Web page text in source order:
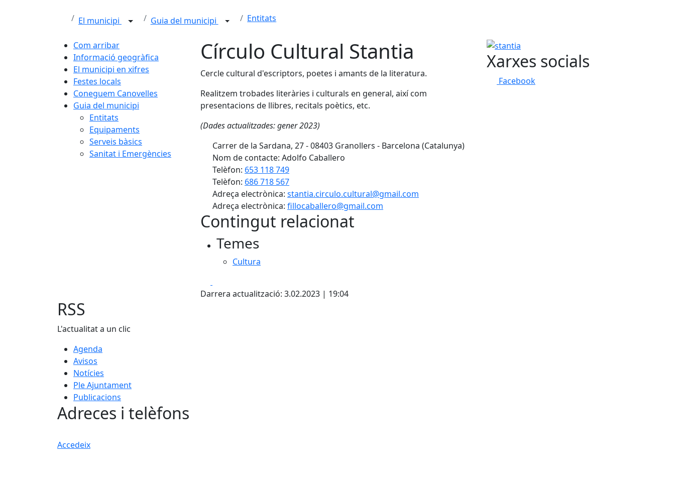
El municipi Guia del municipi Entitats
Com arribar
Informació geogràfica
El municipi en xifres
Festes locals
Coneguem Canovelles
Guia del municipi
Entitats
Equipaments
Serveis bàsics
Sanitat i Emergències
Círculo Cultural Stantia
Cercle cultural d'escriptors, poetes i amants de la literatura.
Realitzem trobades literàries i culturals en general, així com
presentacions de llibres, recitals poètics, etc.
(Dades actualitzades: gener 2023)
Carrer de la Sardana, 27 - 08403 Granollers - Barcelona (Catalunya)
Nom de contacte: Adolfo Caballero
Telèfon: 653 118 749
Telèfon: 686 718 567
Adreça electrònica: stantia.circulo.cultural@gmail.com
Adreça electrònica: fillocaballero@gmail.com
Contingut relacionat
Temes
Cultura
Darrera actualització: 3.02.2023 | 19:04
stantia
Xarxes socials
Facebook
RSS
L'actualitat a un clic
Agenda
Avisos
Notícies
Ple Ajuntament
Publicacions
Adreces i telèfons
Accedeix